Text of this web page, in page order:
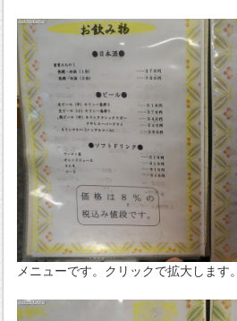
メニューです。クリックで拡大します。